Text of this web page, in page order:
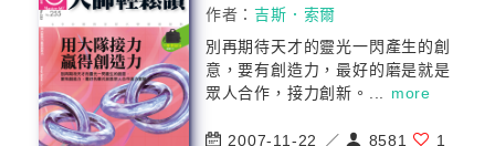
作者：吉斯．索爾
別再期待天才的靈光一閃產生的創
意，要有創造力，最好的磨是就是
眾人合作，接力創新。... more
2007-11-22 ／ 8581 1